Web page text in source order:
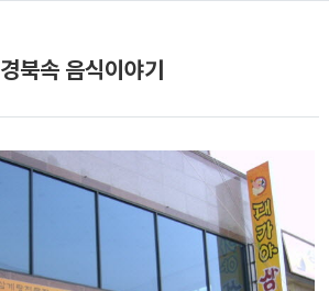
경북속 음식이야기